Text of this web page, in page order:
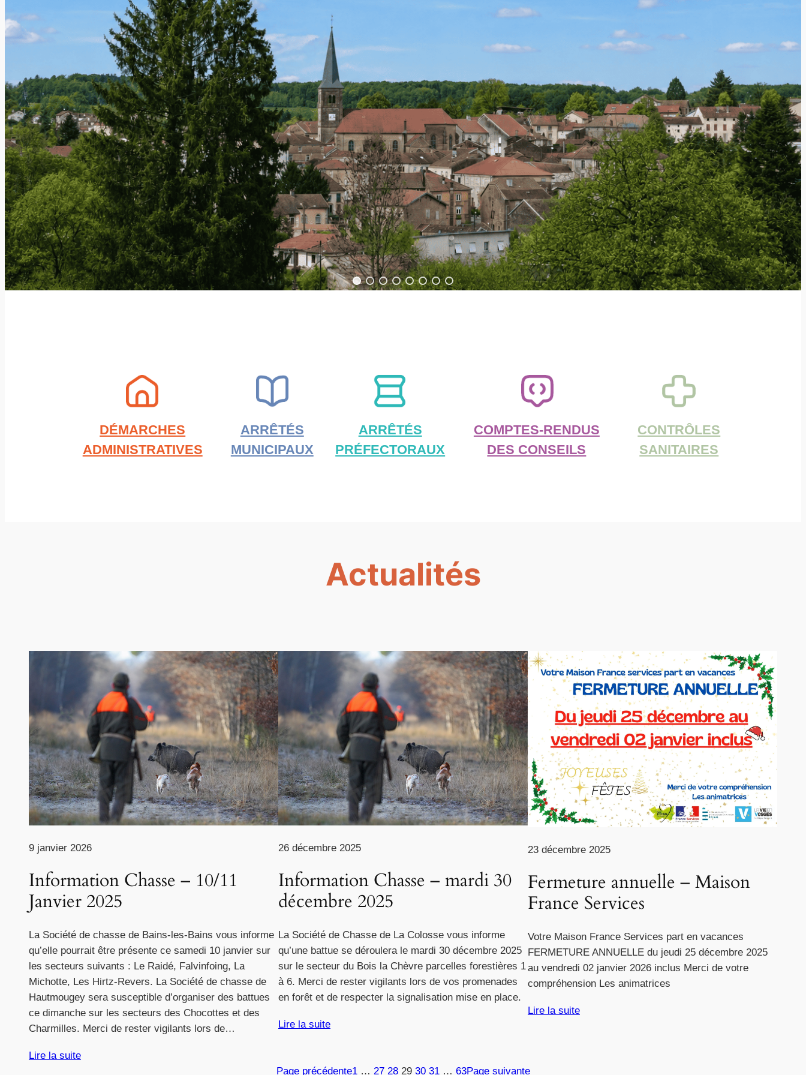
DÉMARCHES
ADMINISTRATIVES
ARRÊTÉS
MUNICIPAUX
ARRÊTÉS
PRÉFECTORAUX
COMPTES-RENDUS
DES CONSEILS
CONTRÔLES
SANITAIRES
Actualités
9 janvier 2026
Information Chasse – 10/11
Janvier 2025
La Société de chasse de Bains-les-Bains vous informe
qu’elle pourrait être présente ce samedi 10 janvier sur
les secteurs suivants : Le Raidé, Falvinfoing, La
Michotte, Les Hirtz-Revers. La Société de chasse de
Hautmougey sera susceptible d’organiser des battues
ce dimanche sur les secteurs des Chocottes et des
Charmilles. Merci de rester vigilants lors de…
Lire la suite
26 décembre 2025
Information Chasse – mardi 30
décembre 2025
La Société de Chasse de La Colosse vous informe
qu’une battue se déroulera le mardi 30 décembre 2025
sur le secteur du Bois la Chèvre parcelles forestières 1
à 6. Merci de rester vigilants lors de vos promenades
en forêt et de respecter la signalisation mise en place.
Lire la suite
23 décembre 2025
Fermeture annuelle – Maison
France Services
Votre Maison France Services part en vacances
FERMETURE ANNUELLE du jeudi 25 décembre 2025
au vendredi 02 janvier 2026 inclus Merci de votre
compréhension Les animatrices
Lire la suite
Page précédente1 … 27 28 29 30 31 … 63Page suivante